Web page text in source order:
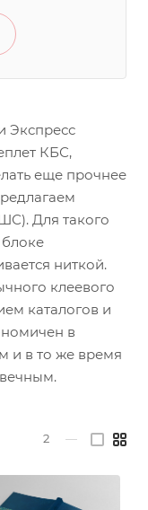
Экспресс
КБС,
еще прочнее
Для такого
ниткой.
клеевого
каталогов и
в
и в то же время
2 —